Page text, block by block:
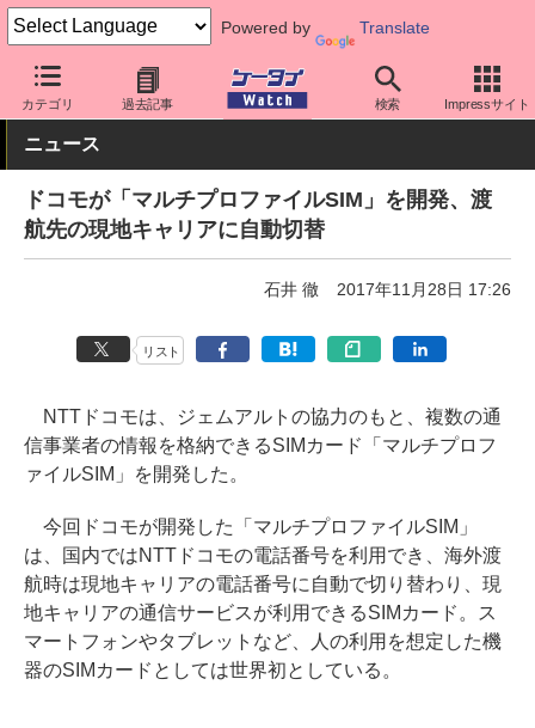
Powered by Translate
カテゴリ 過去記事 検索 Impressサイト
ケータイ Watch キャリア ドコモ ネットワーク/技術
ニュース
ドコモが「マルチプロファイルSIM」を開発、渡
航先の現地キャリアに自動切替
石井 徹 2017年11月28日 17:26
リスト
NTTドコモは、ジェムアルトの協力のもと、複数の通
信事業者の情報を格納できるSIMカード「マルチプロフ
ァイルSIM」を開発した。
今回ドコモが開発した「マルチプロファイルSIM」
は、国内ではNTTドコモの電話番号を利用でき、海外渡
航時は現地キャリアの電話番号に自動で切り替わり、現
地キャリアの通信サービスが利用できるSIMカード。ス
マートフォンやタブレットなど、人の利用を想定した機
器のSIMカードとしては世界初としている。